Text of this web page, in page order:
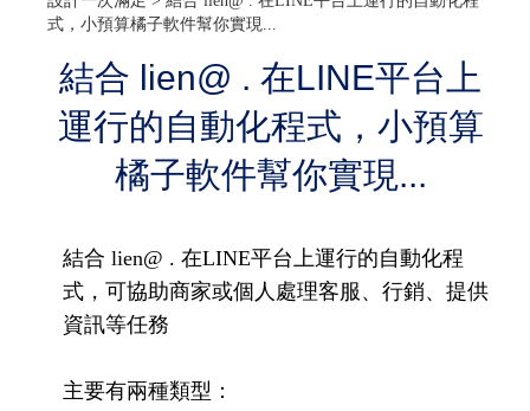
式，小預算橘子軟件幫你實現...
結合 lien@ . 在LINE平台上
運行的自動化程式，小預算
橘子軟件幫你實現...
結合 lien@ . 在LINE平台上運行的自動化程
式，可協助商家或個人處理客服、行銷、提供
資訊等任務
主要有兩種類型：